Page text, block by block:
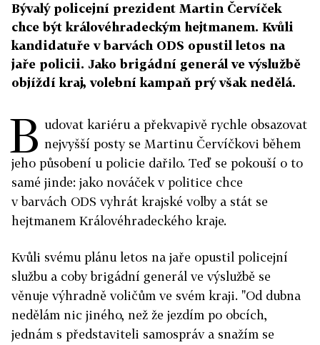
Bývalý policejní prezident Martin Červíček
chce být královéhradeckým hejtmanem. Kvůli
kandidatuře v barvách ODS opustil letos na
jaře policii. Jako brigádní generál ve výslužbě
objíždí kraj, volební kampaň prý však nedělá.
B udovat kariéru a překvapivě rychle obsazovat
nejvyšší posty se Martinu Červíčkovi během
jeho působení u policie dařilo. Teď se pokouší o to
samé jinde: jako nováček v politice chce
v barvách ODS vyhrát krajské volby a stát se
hejtmanem Královéhradeckého kraje.
Kvůli svému plánu letos na jaře opustil policejní
službu a coby brigádní generál ve výslužbě se
věnuje výhradně voličům ve svém kraji. "Od dubna
nedělám nic jiného, než že jezdím po obcích,
jednám s představiteli samospráv a snažím se